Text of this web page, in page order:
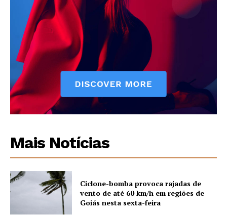
Mais Notícias
Ciclone-bomba provoca rajadas de
vento de até 60 km/h em regiões de
Goiás nesta sexta-feira